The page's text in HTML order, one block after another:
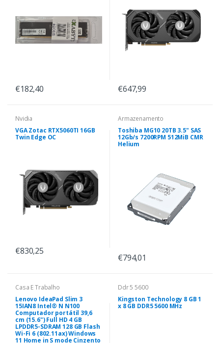
€182,40 €647,99
Nvidia
VGA Zotac RTX5060TI 16GB
Twin Edge OC
€830,25
Armazenamento
Toshiba MG10 20TB 3.5" SAS
12Gb/s 7200RPM 512MiB CMR
Helium
€794,01
Casa E Trabalho
Lenovo IdeaPad Slim 3
15IAN8 Intel® N N100
Computador portátil 39,6
cm (15.6") Full HD 4 GB
LPDDR5-SDRAM 128 GB Flash
Wi-Fi 6 (802.11ax) Windows
11 Home in S mode Cinzento
Ddr 5 5600
Kingston Technology 8 GB 1
x 8 GB DDR5 5600 MHz